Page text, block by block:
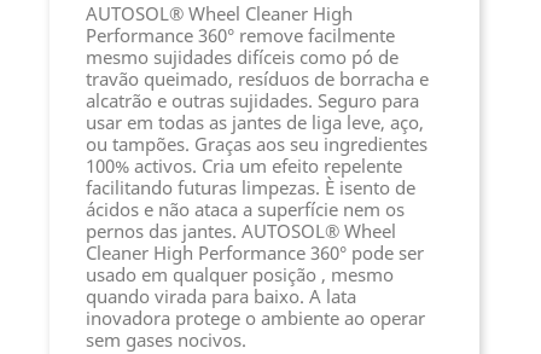
AUTOSOL® Wheel Cleaner High
Performance 360° remove facilmente
mesmo sujidades difíceis como pó de
travão queimado, resíduos de borracha e
alcatrão e outras sujidades. Seguro para
usar em todas as jantes de liga leve, aço,
ou tampões. Graças aos seu ingredientes
100% activos. Cria um efeito repelente
facilitando futuras limpezas. È isento de
ácidos e não ataca a superfície nem os
pernos das jantes. AUTOSOL® Wheel
Cleaner High Performance 360° pode ser
usado em qualquer posição , mesmo
quando virada para baixo. A lata
inovadora protege o ambiente ao operar
sem gases nocivos.